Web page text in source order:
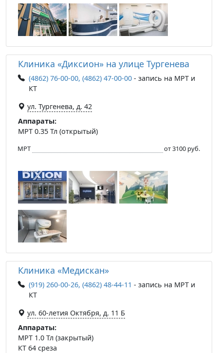
Клиника «Диксион» на улице Тургенева
(4862) 76-00-00, (4862) 47-00-00 - запись на МРТ и
КТ
ул. Тургенева, д. 42
Аппараты:
МРТ 0.35 Тл (открытый)
МРТ от 3100 руб.
Клиника «Медискан»
(919) 260-00-26, (4862) 48-44-11 - запись на МРТ и
КТ
ул. 60-летия Октября, д. 11 Б
Аппараты:
МРТ 1.0 Тл (закрытый)
КТ 64 среза